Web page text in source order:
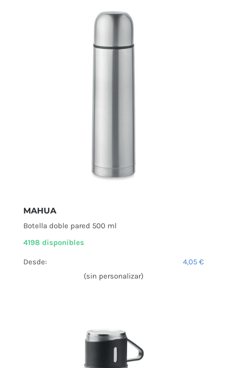
MAHUA
Botella doble pared 500 ml
4198 disponibles
Desde: 4,05 €
(sin personalizar)